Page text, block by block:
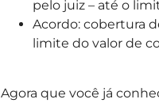
pelo juiz – até o
Acordo: cobertura
limite do valor de
Agora que você já